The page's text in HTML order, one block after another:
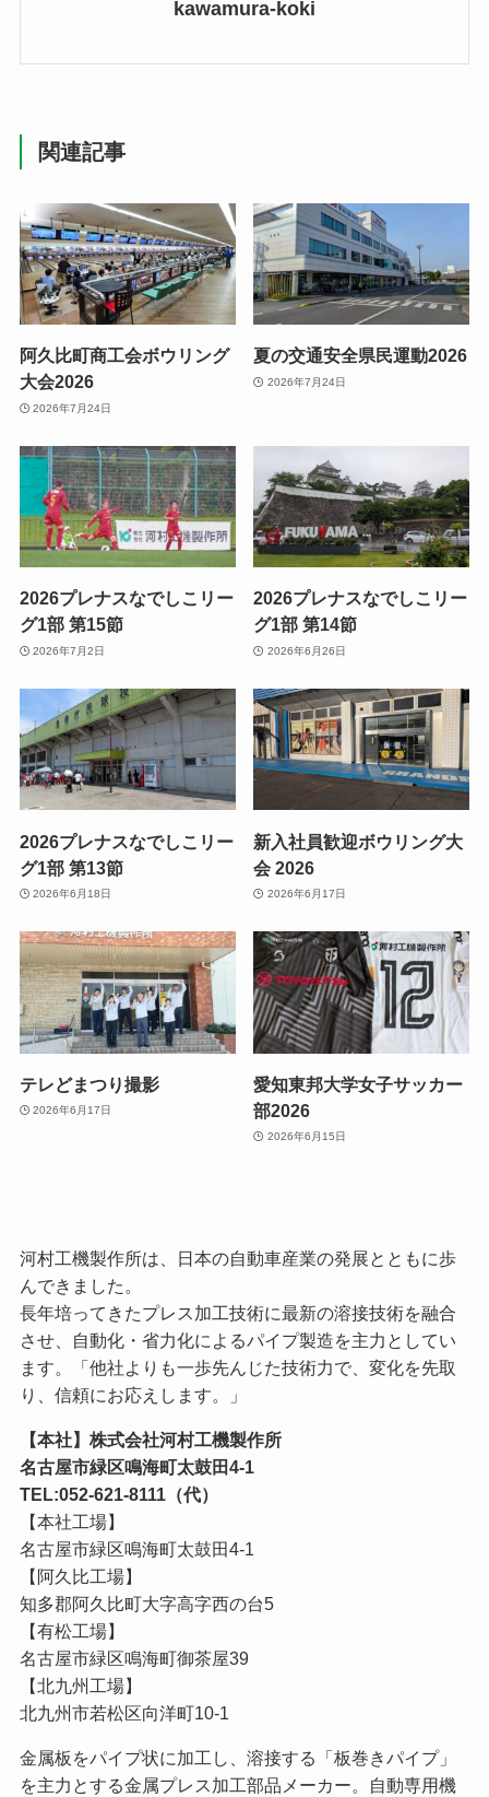
kawamura-koki
関連記事
阿久比町商工会ボウリング
大会2026
2026年7月24日
夏の交通安全県民運動2026
2026年7月24日
2026プレナスなでしこリー
グ1部 第15節
2026年7月2日
2026プレナスなでしこリー
グ1部 第14節
2026年6月26日
2026プレナスなでしこリー
グ1部 第13節
2026年6月18日
新入社員歓迎ボウリング大
会 2026
2026年6月17日
テレどまつり撮影
2026年6月17日
愛知東邦大学女子サッカー
部2026
2026年6月15日
河村工機製作所は、日本の自動車産業の発展とともに歩
んできました。
長年培ってきたプレス加工技術に最新の溶接技術を融合
させ、自動化・省力化によるパイプ製造を主力としてい
ます。「他社よりも一歩先んじた技術力で、変化を先取
り、信頼にお応えします。」
【本社】株式会社河村工機製作所
名古屋市緑区鳴海町太鼓田4-1
TEL:052-621-8111（代）
【本社工場】
名古屋市緑区鳴海町太鼓田4-1
【阿久比工場】
知多郡阿久比町大字高字西の台5
【有松工場】
名古屋市緑区鳴海町御茶屋39
【北九州工場】
北九州市若松区向洋町10-1
金属板をパイプ状に加工し、溶接する「板巻きパイプ」
を主力とする金属プレス加工部品メーカー。自動専用機